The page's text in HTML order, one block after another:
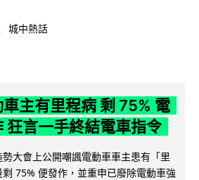
城中熱話
主有里程病 剩 75% 電
狂言一手終結電車指令
大會上公開嘲諷電動車車主患有「里
75% 便發作，並重申已廢除電動車強